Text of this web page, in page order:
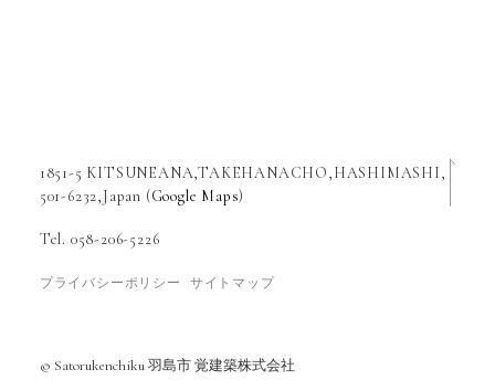
1851-5 KITSUNEANA,TAKEHANACHO,HASHIMASHI,
501-6232,Japan (Google Maps)
Tel. 058-206-5226
プライバシーポリシー サイトマップ
© Satorukenchiku 羽島市 覚建築株式会社